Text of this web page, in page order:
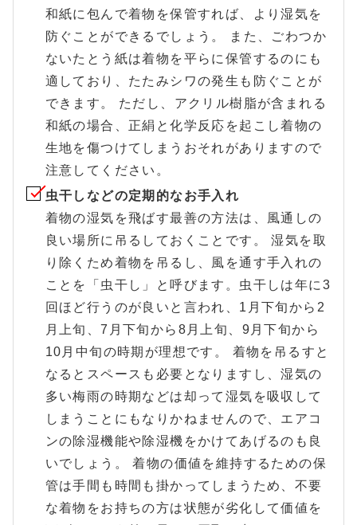
和紙に包んで着物を保管すれば、より湿気を
防ぐことができるでしょう。 また、ごわつか
ないたとう紙は着物を平らに保管するのにも
適しており、たたみシワの発生も防ぐことが
できます。 ただし、アクリル樹脂が含まれる
和紙の場合、正絹と化学反応を起こし着物の
生地を傷つけてしまうおそれがありますので
注意してください。
虫干しなどの定期的なお手入れ
着物の湿気を飛ばす最善の方法は、風通しの
良い場所に吊るしておくことです。 湿気を取
り除くため着物を吊るし、風を通す手入れの
ことを「虫干し」と呼びます。虫干しは年に3
回ほど行うのが良いと言われ、1月下旬から2
月上旬、7月下旬から8月上旬、9月下旬から
10月中旬の時期が理想です。 着物を吊るすと
なるとスペースも必要となりますし、湿気の
多い梅雨の時期などは却って湿気を吸収して
しまうことにもなりかねませんので、エアコ
ンの除湿機能や除湿機をかけてあげるのも良
いでしょう。 着物の価値を維持するための保
管は手間も時間も掛かってしまうため、不要
な着物をお持ちの方は状態が劣化して価値を